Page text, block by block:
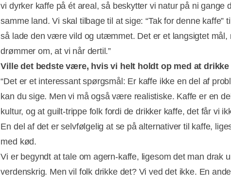
vi dyrker kaffe på ét areal, så beskytter vi natur på ni gange
samme land. Vi skal tilbage til at sige: “Tak for denne kaffe”
så lade den være vild og utæmmet. Det er et langsigtet mål,
drømmer om, at vi når dertil.”
Ville det bedste være, hvis vi helt holdt op med at drikke
“Det er et interessant spørgsmål: Er kaffe ikke en del af
kan du sige. Men vi må også være realistiske. Kaffe er en
kultur, og at guilt-trippe folk fordi de drikker kaffe, det får vi
En del af det er selvfølgelig at se på alternativer til kaffe,
med kød.
Vi er begyndt at tale om agern-kaffe, ligesom det man drak
verdenskrig. Men vil folk drikke det? Vi ved det ikke. En